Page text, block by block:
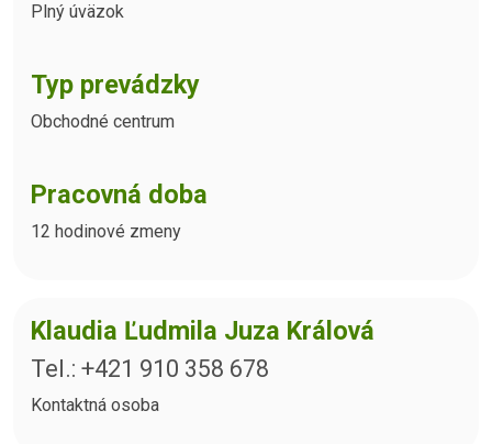
Plný úväzok
Typ prevádzky
Obchodné centrum
Pracovná doba
12 hodinové zmeny
Klaudia Ľudmila Juza Králová
Tel.: +421 910 358 678
Kontaktná osoba